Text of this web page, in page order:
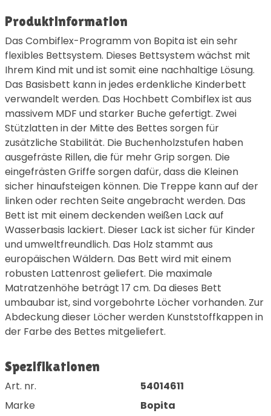
Produktinformation
Das Combiflex-Programm von Bopita ist ein sehr
flexibles Bettsystem. Dieses Bettsystem wächst mit
Ihrem Kind mit und ist somit eine nachhaltige Lösung.
Das Basisbett kann in jedes erdenkliche Kinderbett
verwandelt werden. Das Hochbett Combiflex ist aus
massivem MDF und starker Buche gefertigt. Zwei
Stützlatten in der Mitte des Bettes sorgen für
zusätzliche Stabilität. Die Buchenholzstufen haben
ausgefräste Rillen, die für mehr Grip sorgen. Die
eingefrästen Griffe sorgen dafür, dass die Kleinen
sicher hinaufsteigen können. Die Treppe kann auf der
linken oder rechten Seite angebracht werden. Das
Bett ist mit einem deckenden weißen Lack auf
Wasserbasis lackiert. Dieser Lack ist sicher für Kinder
und umweltfreundlich. Das Holz stammt aus
europäischen Wäldern. Das Bett wird mit einem
robusten Lattenrost geliefert. Die maximale
Matratzenhöhe beträgt 17 cm. Da dieses Bett
umbaubar ist, sind vorgebohrte Löcher vorhanden. Zur
Abdeckung dieser Löcher werden Kunststoffkappen in
der Farbe des Bettes mitgeliefert.
Spezifikationen
Art. nr.
54014611
Marke
Bopita